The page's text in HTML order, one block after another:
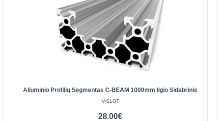
sidabrinis
C-Beam yra profilis paremtas populiaria V-Slot linijinės
Aliuminio Profilių Segmentas C-BEAM 1000mm Ilgio Sidabrinis
V-SLOT
28.00€